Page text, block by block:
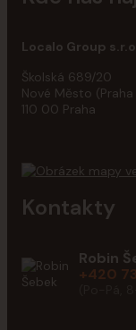
Localo Group s.r.o.
Školská 689/20
Nové Město (Praha
110 00 Praha
Kontakty
Robin
+420